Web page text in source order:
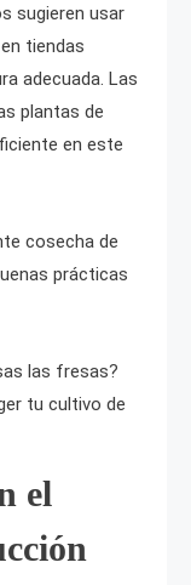
sugieren usar
tiendas
adecuada. Las
plantas de
en este
cosecha de
prácticas
las fresas?
tu cultivo de
el